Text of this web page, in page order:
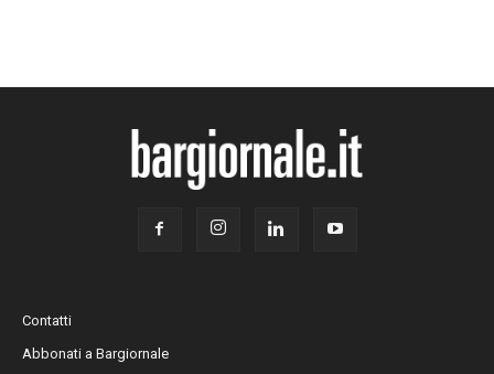
Contatti
Abbonati a Bargiornale